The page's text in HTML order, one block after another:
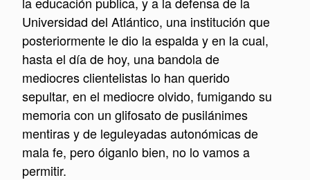
Universidad del Atlántico, una institución que
posteriormente le dio la espalda y en la cual,
hasta el día de hoy, una bandola de
mediocres clientelistas lo han querido
sepultar, en el mediocre olvido, fumigando su
memoria con un glifosato de pusilánimes
mentiras y de leguleyadas autonómicas de
mala fe, pero óiganlo bien, no lo vamos a
permitir.